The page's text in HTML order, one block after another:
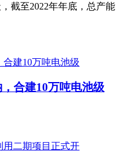
截至2022年年底，总产能
合建10万吨电池级